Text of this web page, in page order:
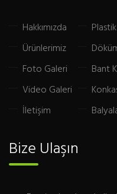
Hakkımızda
Ürünlerimiz
Foto Galeri
Video Galeri
İletişim
Bant
Bize Ulaşın